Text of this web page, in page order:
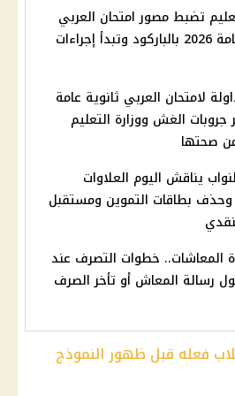
تضبط مصور امتحان العربي
ثانوية عامة 2026 بالباركود وتبدأ إجراءات
لامتحان العربي ثانوية عامة
عبر جروبات الغش ووزارة التعليم
صحتها
يناقش اليوم العلاوات
وحذف بطاقات التموين ومستقبل
المعاشات.. خطوات التصرف عند
رسالة المعاش أو تأخر الصرف
فعله قبل ظهور النموذج